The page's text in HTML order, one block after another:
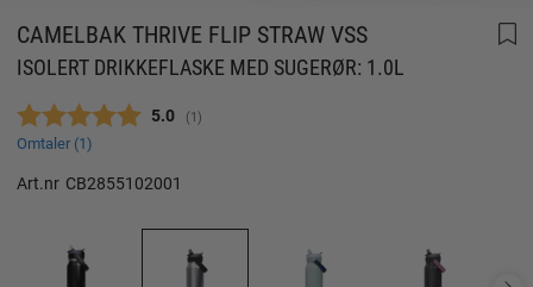
CAMELBAK THRIVE FLIP STRAW VSS
ISOLERT DRIKKEFLASKE MED SUGERØR: 1.0L
Gjennomsnittskarakter:
5.0 (stemmer:
1)
Omtaler (1)
Art.nr CB2855102001